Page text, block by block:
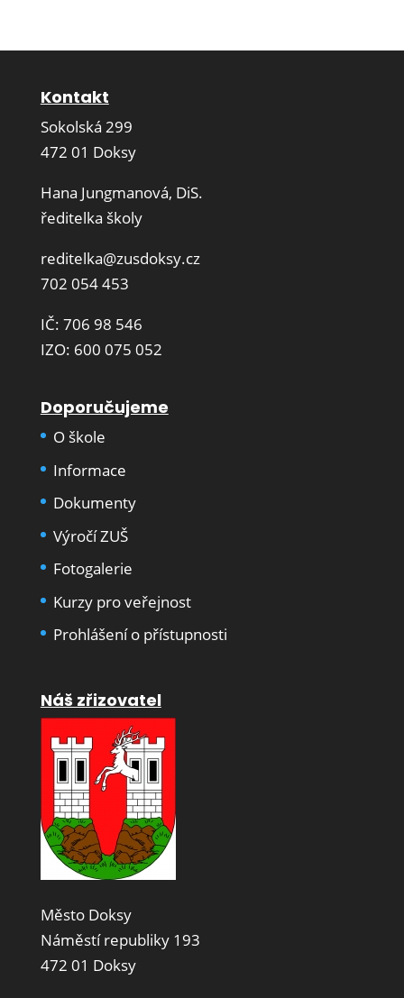
Kontakt
Sokolská 299
472 01 Doksy
Hana Jungmanová, DiS.
ředitelka školy
reditelka@zusdoksy.cz
702 054 453
IČ: 706 98 546
IZO: 600 075 052
Doporučujeme
O škole
Informace
Dokumenty
Výročí ZUŠ
Fotogalerie
Kurzy pro veřejnost
Prohlášení o přístupnosti
Náš zřizovatel
Město Doksy
Náměstí republiky 193
472 01 Doksy